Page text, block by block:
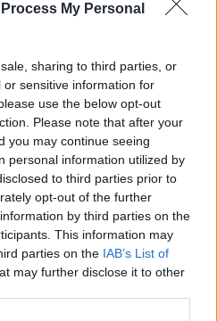
My Personal
sharing to third parties, or
sensitive information for
use the below opt-out
Please note that after your
you may continue seeing
personal information utilized by
to third parties prior to
opt-out of the further
by third parties on the
This information may
parties on the IAB’s List of
may further disclose it to other
riapre al